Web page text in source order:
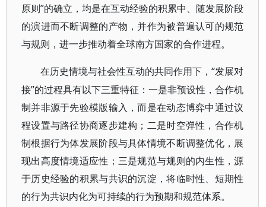
原则”的确立，均是在互动经验的积累中、随发展阶段
的演进而不断调整的产物，并作为被普遍认可的规范
与规则，进一步推动着全球南方国家的合作进程。
在历史情境与社会性互动的共同作用下，“发展对
接”的过程具有以下三重特征：一是非预设性，合作机
制并非源于先验模版输入，而是在动态博弈中通过议
程设置与路径协商逐步建构；二是时空弹性，合作机
制根据行为体发展阶段与具体情境不断调整优化，展
现出高度情境适应性；三是规范与规则的内生性，源
于历史经验的积累与共识的沉淀，将临时性、短期性
的行为共识内化为可持续的行为预期和规范体系。